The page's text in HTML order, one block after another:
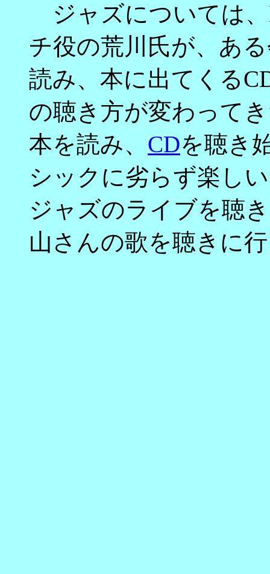
ジャズについては
チ役の荒川氏が、あ
読み、本に出てくる
の聴き方が変わって
本を読み、 CDを聴き
シックに劣らず楽し
ジャズのライブを聴
山さんの歌を聴きに